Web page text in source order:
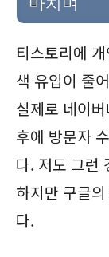
티스토리에
색 유입이 줄
실제로 네이
후에 방문자
다. 저도 그런
하지만 구글
다.